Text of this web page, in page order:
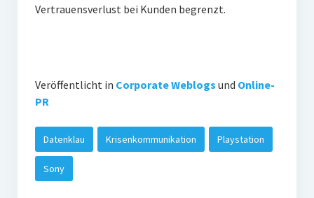
Vertrauensverlust bei Kunden begrenzt.
Veröffentlicht in Corporate Weblogs und Online-
PR
Datenklau Krisenkommunikation Playstation
Sony